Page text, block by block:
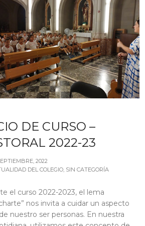
DE CURSO –
2022-23
2022
DEL COLEGIO, SIN CATEGORÍA
el curso 2022-2023, el lema
nos invita a cuidar un aspecto
nuestro ser personas. En nuestra